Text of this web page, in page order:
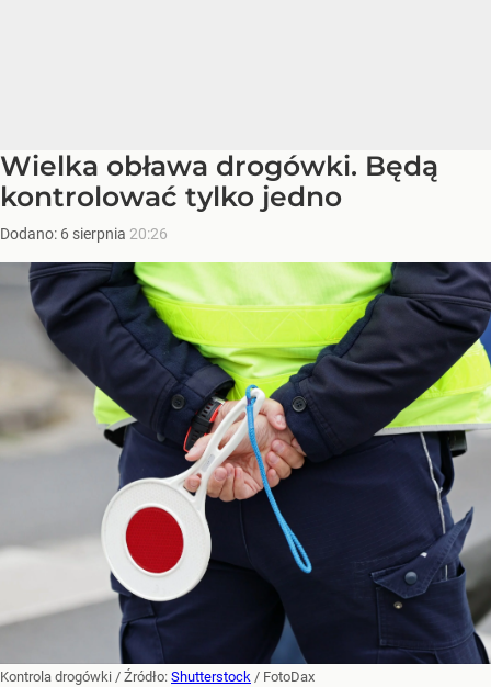
Wielka obława drogówki. Będą
kontrolować tylko jedno
Dodano: 6 sierpnia 20:26
Kontrola drogówki / Źródło: Shutterstock / FotoDax